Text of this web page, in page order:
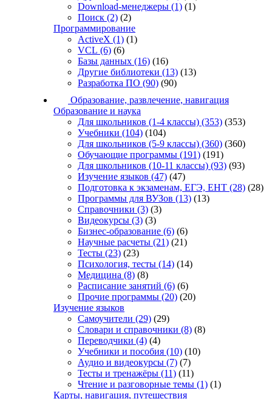
Download-менеджеры (1) (1)
Поиск (2) (2)
Программирование
ActiveX (1) (1)
VCL (6) (6)
Базы данных (16) (16)
Другие библиотеки (13) (13)
Разработка ПО (90) (90)
Образование, развлечение, навигация
Образование и наука
Для школьников (1-4 классы) (353) (353)
Учебники (104) (104)
Для школьников (5-9 классы) (360) (360)
Обучающие программы (191) (191)
Для школьников (10-11 классы) (93) (93)
Изучение языков (47) (47)
Подготовка к экзаменам, ЕГЭ, ЕНТ (28) (28)
Программы для ВУЗов (13) (13)
Справочники (3) (3)
Видеокурсы (3) (3)
Бизнес-образование (6) (6)
Научные расчеты (21) (21)
Тесты (23) (23)
Психология, тесты (14) (14)
Медицина (8) (8)
Расписание занятий (6) (6)
Прочие программы (20) (20)
Изучение языков
Самоучители (29) (29)
Словари и справочники (8) (8)
Переводчики (4) (4)
Учебники и пособия (10) (10)
Аудио и видеокурсы (7) (7)
Тесты и тренажёры (11) (11)
Чтение и разговорные темы (1) (1)
Карты, навигация, путешествия